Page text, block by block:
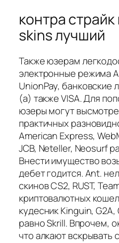
контра
skins лучший
Также юзерам
электронные режима
UnionPay, банковские
(а) также VISA. Для
юзеры могут
практичных
American Express,
JCB, Neteller, Neosurf
Внести имущество
дебет годится. Ant.
скинов CS2, RUST,
криптовалютных
кудесник Kinguin,
равно Skrill. Впрочем,
что алкают вскрывать